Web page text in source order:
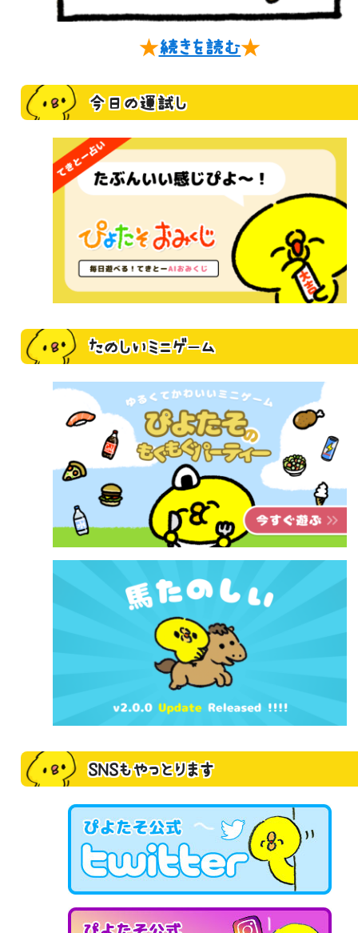
★続きを読む★
今日の運試し
たのしいミニゲーム
SNSもやっとります